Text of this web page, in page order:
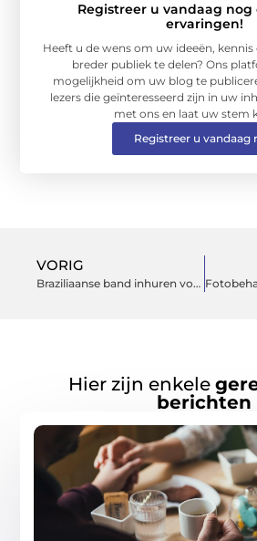
Registreer u vandaag
ervaringen!
Heeft u de wens om uw ideeën,
breder publiek te delen? Ons
mogelijkheid om uw blog te
lezers die geïnteresseerd zijn in uw
met ons en laat uw stem
Registreer u vandaag
VORIG
Braziliaanse band inhuren voor uw evenement
Hier zijn enkele
berichten